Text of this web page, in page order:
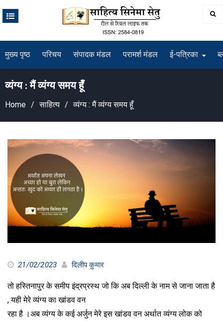
मुख्य पृष्ठ परिचय संपादक मंडल परामर्श मंडल ई-पत्रिका
व्यंग्य : मैं व्यंग्य समय हूँ
Home साहित्य व्यंग्य : मैं व्यंग्य समय हूँ
21/02/2023 दिलीप कुमार
तो हस्तिनापुर के समीप इंद्रप्रस्थ जो कि अब दिल्ली के नाम से जाना जाता है
, यही मेरे व्यंग्य का खांडव वन
रहा है ।अब व्यंग्य के कई अर्जुन मेरे इस खांडव वन अर्थात व्यंग्य लोक को